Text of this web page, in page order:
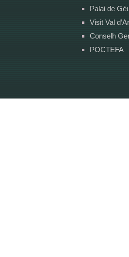
Palai de
Visit Val
Conselh
POCTEFA